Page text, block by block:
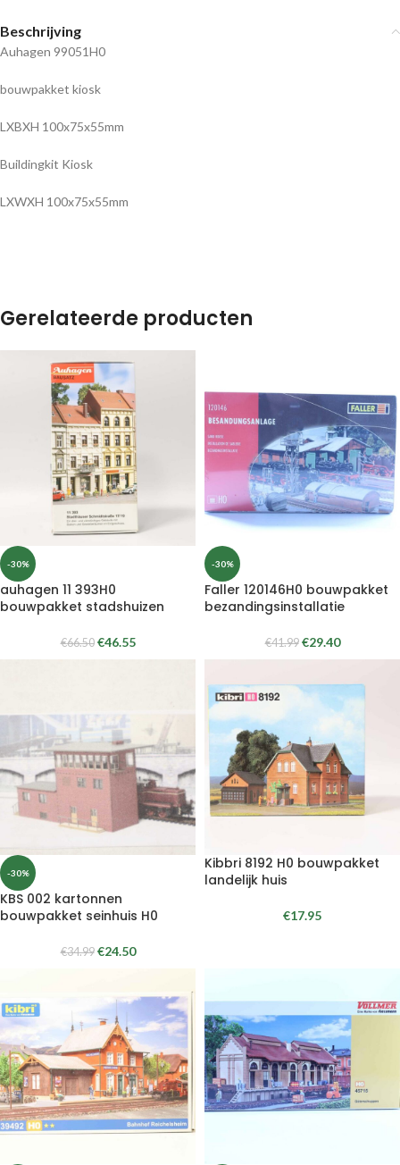
Beschrijving
Auhagen 99051H0
bouwpakket kiosk
LXBXH 100x75x55mm
Buildingkit Kiosk
LXWXH 100x75x55mm
Gerelateerde producten
-30%
auhagen 11 393H0
bouwpakket stadshuizen
€66.50 €46.55
-30%
Faller 120146H0 bouwpakket
bezandingsinstallatie
€41.99 €29.40
-30%
KBS 002 kartonnen
bouwpakket seinhuis H0
€34.99 €24.50
Kibbri 8192 H0 bouwpakket
landelijk huis
€17.95